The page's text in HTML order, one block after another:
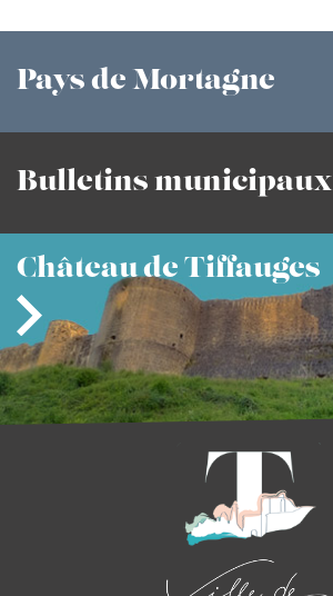
Pays de Mortagne
Bulletins municipaux
Châteaude Tiffauges